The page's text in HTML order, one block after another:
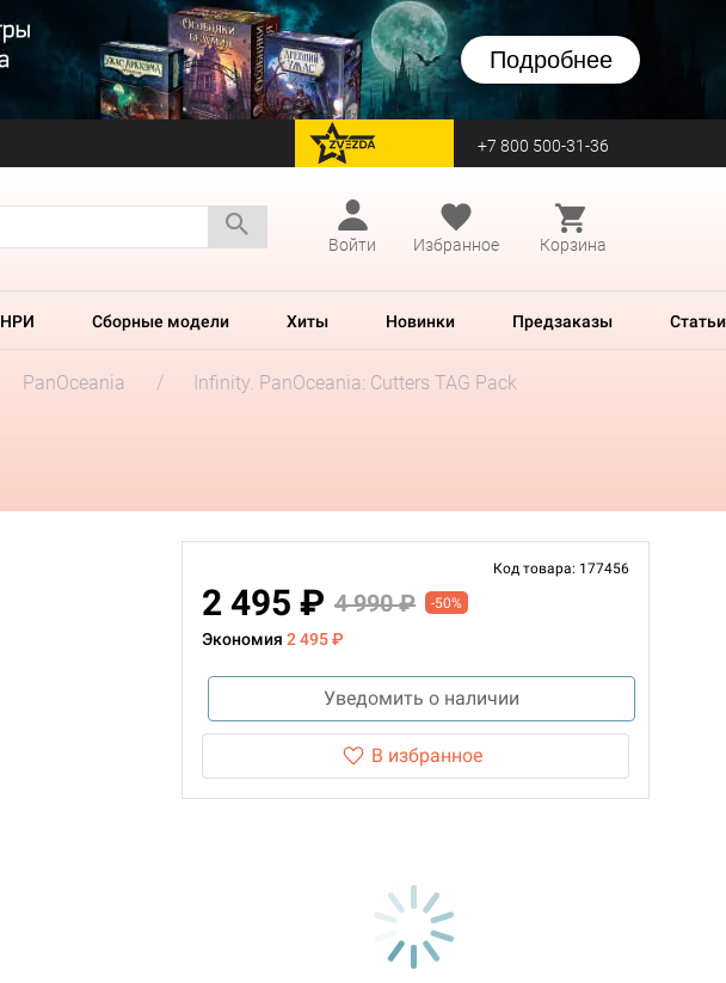
Подробнее
перейти на Zvezda +7 800 500-31-36
Войти
Избранное Корзина
НРИ Сборные модели Хиты Новинки Предзаказы Статьи
PanOceania Infinity. PanOceania: Cutters TAG Pack
Код товара: 177456
2 495 ₽ 4 990 ₽ -50%
Экономия 2 495 ₽
Уведомить о наличии
В избранное